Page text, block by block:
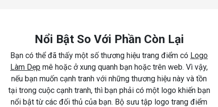
Nổi Bật So Với Phần Còn Lại
Bạn có thể đã thấy một số thương hiệu trang điểm có Logo
Làm Dẹp mê hoặc ở xung quanh bạn hoặc trên web. Vì vậy,
nếu bạn muốn cạnh tranh với những thương hiệu này và tồn
tại trong cuộc cạnh tranh, thì bạn phải có một logo khiến bạn
nổi bật từ các đối thủ của bạn. Bộ sưu tập logo trang điểm